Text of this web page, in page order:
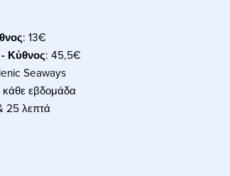
: 13€
- Κύθνος: 45,5€
Seaways
κάθε εβδομάδα
25 λεπτά